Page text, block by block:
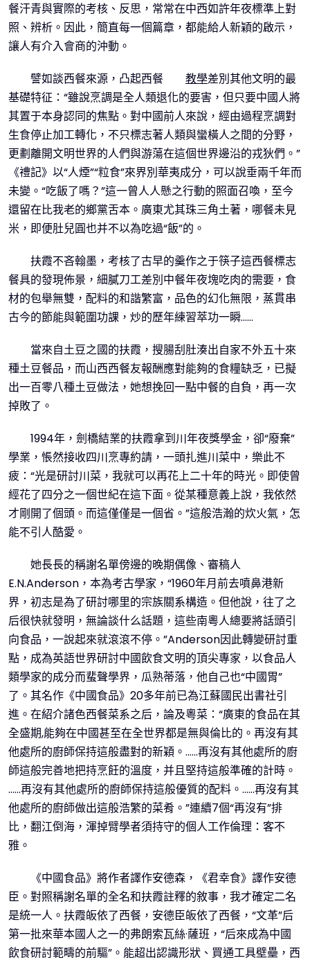
餐汗青與實際的考核、反思，常常在中西如許年夜標準上對
照、辨析。因此，簡直每一個篇章，都能給人新穎的啟示，
讓人有介入會商的沖動。
譬如談西餐來源，凸起西餐 教學差別其他文明的最
基礎特征：“雖說烹調是全人類退化的要害，但只要中國人將
其置于本身認同的焦點。對中國前人來說，經由過程烹調對
生食停止加工轉化，不只標志著人類與蠻橫人之間的分野，
更劃離開文明世界的人們與游蕩在這個世界邊沿的戎狄們。”
《禮記》以“人煙”“粒食”來界別華夷成分，可以說垂兩千年而
未變。“吃飯了嗎？”這一曾人人懸之行動的照面召喚，至今
還留在比我老的鄉黨舌本。廣東尤其珠三角土著，哪餐未見
米，即便肚兒圓也并不以為吃過“飯”的。
扶霞不吝翰墨，考核了古早的羹作之于筷子這西餐標志
餐具的發現佈景，細膩刀工差別中餐年夜塊吃肉的需要，食
材的包舉無雙，配料的和諧繁富，品色的幻化無限，蒸貫串
古今的節能與範圍功課，炒的歷年練習萃功一瞬……
當來自土豆之國的扶霞，搜腸刮肚湊出自家不外五十來
種土豆餐品，而山西西餐友報酬應對能夠的食糧缺乏，已擬
出一百零八種土豆做法，她想挽回一點中餐的自負，再一次
掉敗了。
1994年，劍橋結業的扶霞拿到川年夜獎學金，卻“廢棄”
學業，悵然接收四川烹專約請，一頭扎進川菜中，樂此不
疲：“光是研討川菜，我就可以再花上二十年的時光。即使曾
經花了四分之一個世紀在這下面。從某種意義上說，我依然
才剛開了個頭。而這僅僅是一個省。”這般浩瀚的炊火氣，怎
能不引人酷愛。
她長長的稱謝名單傍邊的晚期偶像、審稿人
E.N.Anderson，本為考古學家，“1960年月前去噴鼻港新
界，初志是為了研討哪里的宗族關系構造。但他說，往了之
后很快就發明，無論談什么話題，這些南粵人總要將話頭引
向食品，一說起來就滾滾不停。”Anderson因此轉變研討重
點，成為英語世界研討中國飲食文明的頂尖專家，以食品人
類學家的成分而蜚聲學界，瓜熟蒂落，他自己也“中國胃”
了。其名作《中國食品》20多年前已為江蘇國民出書社引
進。在紹介諸色西餐菜系之后，論及粵菜：“廣東的食品在其
全盛期,能夠在中國甚至在全世界都是無與倫比的。再沒有其
他處所的廚師保持這般盡對的新穎。……再沒有其他處所的廚
師這般完善地把持烹飪的溫度，并且堅持這般準確的計時。
……再沒有其他處所的廚師保持這般優質的配料。……再沒有其
他處所的廚師做出這般浩繁的菜肴。”連續7個“再沒有”排
比，翻江倒海，渾掉臂學者須持守的個人工作倫理：客不
雅。
《中國食品》將作者譯作安德森，《君幸食》譯作安德
臣。對照稱謝名單的全名和扶霞註釋的敘事，我才確定二名
是統一人。扶霞皈依了西餐，安德臣皈依了西餐，“文革”后
第一批來華本國人之一的弗朗索瓦絲·薩班，“后來成為中國
飲食研討範疇的前驅”。能超出認識形狀、買通工具壁壘，西